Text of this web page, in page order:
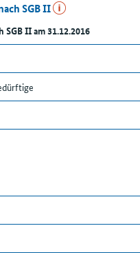
SGB II
II am 31.12.2016